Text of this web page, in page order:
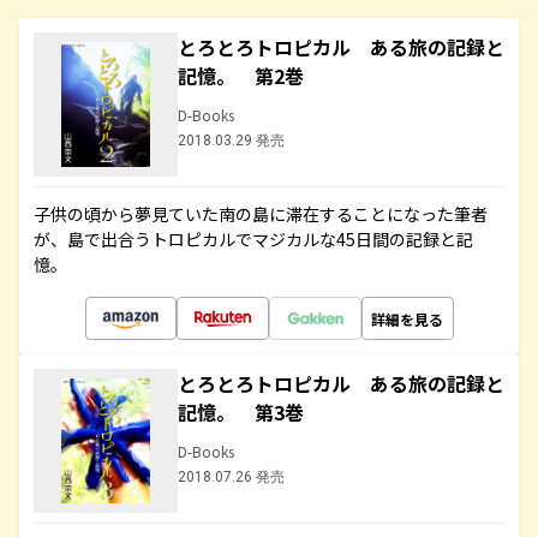
とろとろトロピカル ある旅の記録と
記憶。 第2巻
D-Books
2018.03.29 発売
子供の頃から夢見ていた南の島に滞在することになった筆者
が、島で出合うトロピカルでマジカルな45日間の記録と記
憶。
詳細を見る
とろとろトロピカル ある旅の記録と
記憶。 第3巻
D-Books
2018.07.26 発売